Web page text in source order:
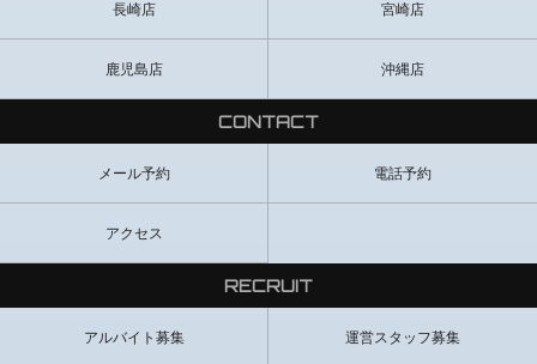
長崎店 宮崎店
鹿児島店 沖縄店
CONTACT
メール予約 電話予約
アクセス
RECRUIT
アルバイト募集 運営スタッフ募集